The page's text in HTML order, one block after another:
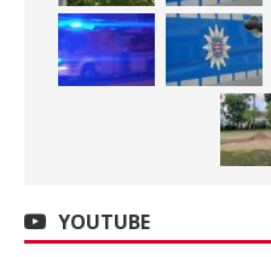
YOUTUBE